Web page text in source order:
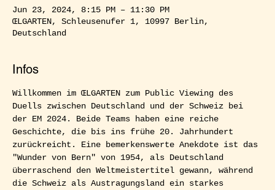
Jun 23, 2024, 8:15 PM – 11:30 PM
ŒLGARTEN, Schleusenufer 1, 10997 Berlin,
Deutschland
Infos
Willkommen im ŒLGARTEN zum Public Viewing des
Duells zwischen Deutschland und der Schweiz bei
der EM 2024. Beide Teams haben eine reiche
Geschichte, die bis ins frühe 20. Jahrhundert
zurückreicht. Eine bemerkenswerte Anekdote ist das
"Wunder von Bern" von 1954, als Deutschland
überraschend den Weltmeistertitel gewann, während
die Schweiz als Austragungsland ein starkes